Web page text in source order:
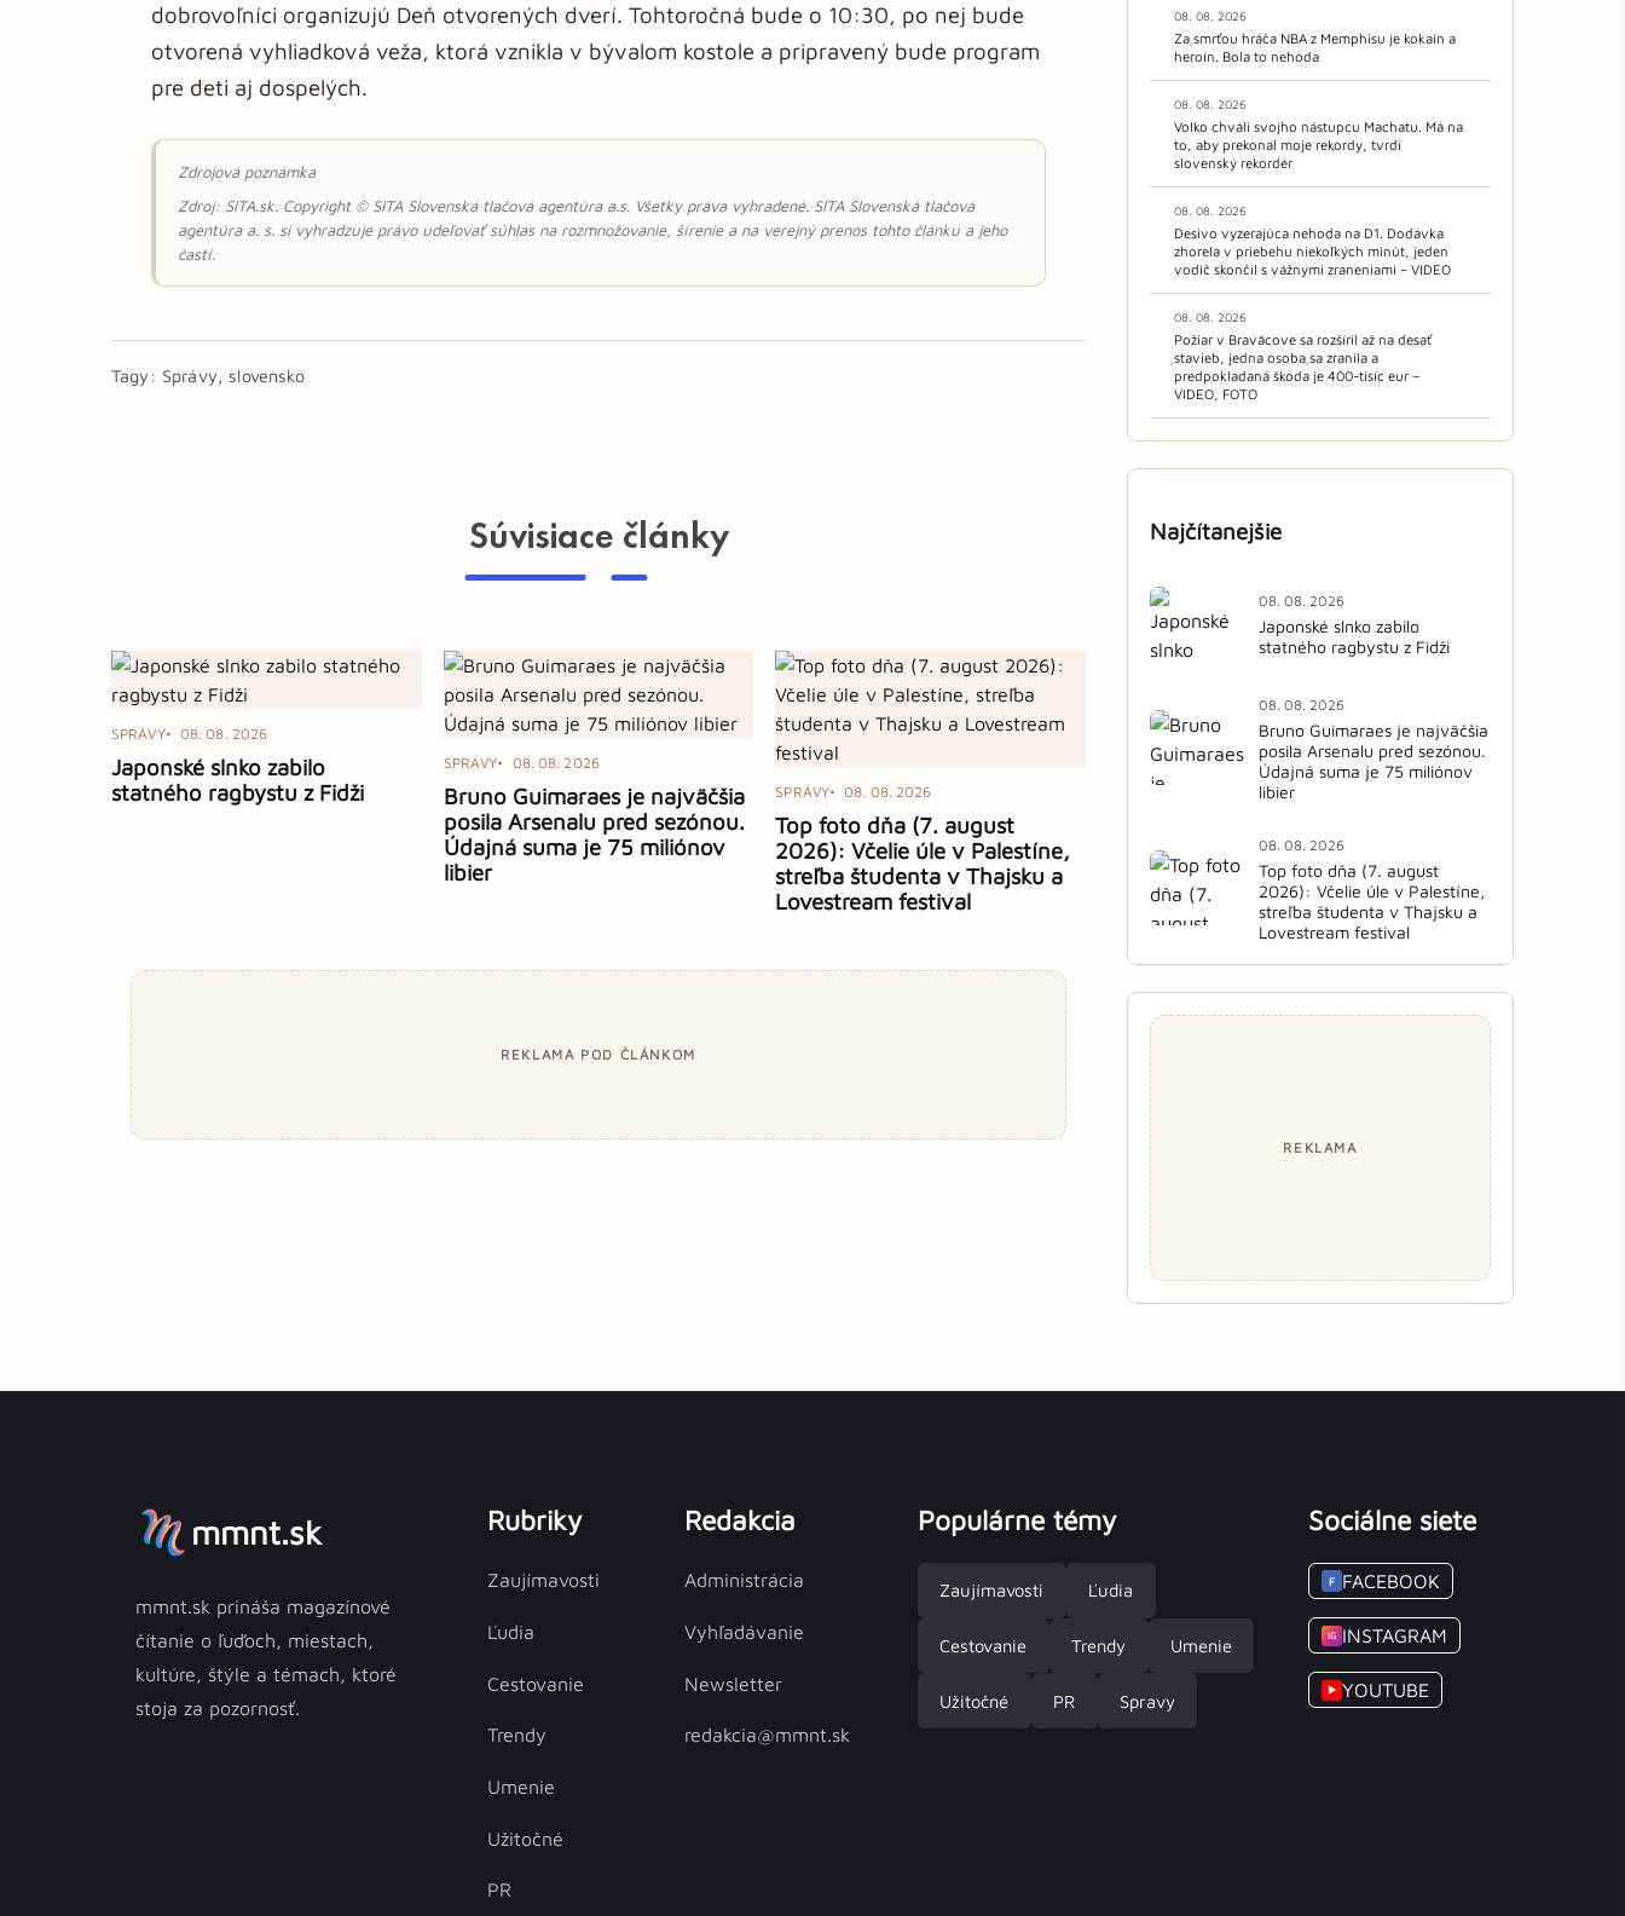
dobrovoľníci organizujú Deň otvorených dverí. Tohtoročná bude o 10:30, po nej bude
otvorená vyhliadková veža, ktorá vznikla v bývalom kostole a pripravený bude program
pre deti aj dospelých.
Zdrojová poznámka
Zdroj: SITA.sk. Copyright © SITA Slovenská tlačová agentúra a.s. Všetky práva vyhradené. SITA Slovenská tlačová
agentúra a. s. si vyhradzuje právo udeľovať súhlas na rozmnožovanie, šírenie a na verejný prenos tohto článku a jeho
častí.
Tagy: Správy, slovensko
Súvisiace články
SPRÁVY 08. 08. 2026
Japonské slnko zabilo
statného ragbystu z Fidži
SPRÁVY 08. 08. 2026
Bruno Guimaraes je najväčšia
posila Arsenalu pred sezónou.
Údajná suma je 75 miliónov
libier
SPRÁVY 08. 08. 2026
Top foto dňa (7. august
2026): Včelie úle v Palestíne,
streľba študenta v Thajsku a
Lovestream festival
REKLAMA POD ČLÁNKOM
08. 08. 2026
Za smrťou hráča NBA z Memphisu je kokaín a
heroín. Bola to nehoda
08. 08. 2026
Volko chváli svojho nástupcu Machatu. Má na
to, aby prekonal moje rekordy, tvrdí
slovenský rekordér
08. 08. 2026
Desivo vyzerajúca nehoda na D1. Dodávka
zhorela v priebehu niekoľkých minút, jeden
vodič skončil s vážnymi zraneniami – VIDEO
08. 08. 2026
Požiar v Braväcove sa rozšíril až na desať
stavieb, jedna osoba sa zranila a
predpokladaná škoda je 400-tisíc eur –
VIDEO, FOTO
Najčítanejšie
08. 08. 2026
Japonské slnko zabilo
statného ragbystu z Fidži
08. 08. 2026
Bruno Guimaraes je najväčšia
posila Arsenalu pred sezónou.
Údajná suma je 75 miliónov
libier
08. 08. 2026
Top foto dňa (7. august
2026): Včelie úle v Palestíne,
streľba študenta v Thajsku a
Lovestream festival
REKLAMA
mmnt.sk
mmnt.sk prináša magazínové
čítanie o ľuďoch, miestach,
kultúre, štýle a témach, ktoré
stoja za pozornosť.
Rubriky
Zaujímavosti
Ľudia
Cestovanie
Trendy
Umenie
Užitočné
PR
Redakcia
Administrácia
Vyhľadávanie
Newsletter
redakcia@mmnt.sk
Populárne témy
Zaujímavosti Ľudia
Cestovanie Trendy Umenie
Užitočné PR Spravy
Sociálne siete
F FACEBOOK
IG INSTAGRAM
▶ YOUTUBE